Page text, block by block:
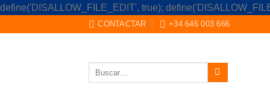
define('DISALLOW_FILE_EDIT', true);
CONTACTAR +34 646 003 666